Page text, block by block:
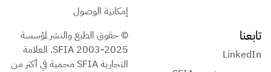
إمكانية الوصول
تابعنا
LinkedIn
© حقوق الطبع والنشر لمؤسسة
SFIA 2003-2025. العلامة
التجارية SFIA محمية في أكثر من